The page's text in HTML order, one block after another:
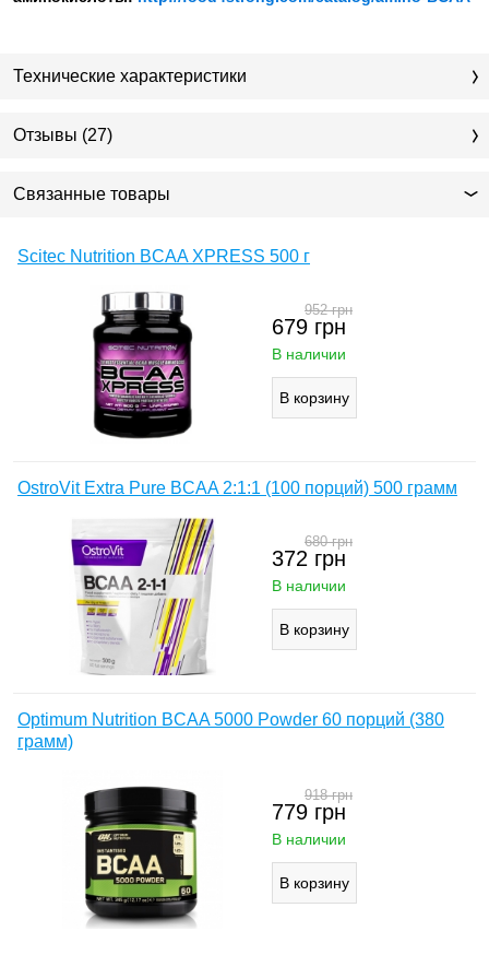
Технические характеристики
Отзывы (27)
Связанные товары
Scitec Nutrition BCAA XPRESS 500 г
679 грн
952грн
В наличии
OstroVit Extra Pure BCAA 2:1:1 (100 порций) 500 грамм
372 грн
680грн
В наличии
Optimum Nutrition BCAA 5000 Powder 60 порций (380
грамм)
779 грн
918грн
В наличии